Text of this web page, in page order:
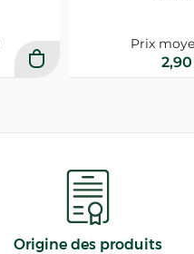
Prix
Origine des produits